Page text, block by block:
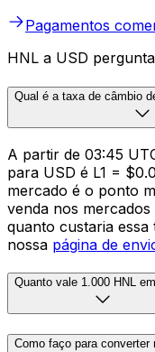
Pagamentos
HNL a USD
Qual é a taxa de câmbio
A partir de 03:45
para USD é L1 =
mercado é o ponto
venda nos
quanto custaria
nossa página de
Quanto vale 1.000 HNL
Como faço para converter